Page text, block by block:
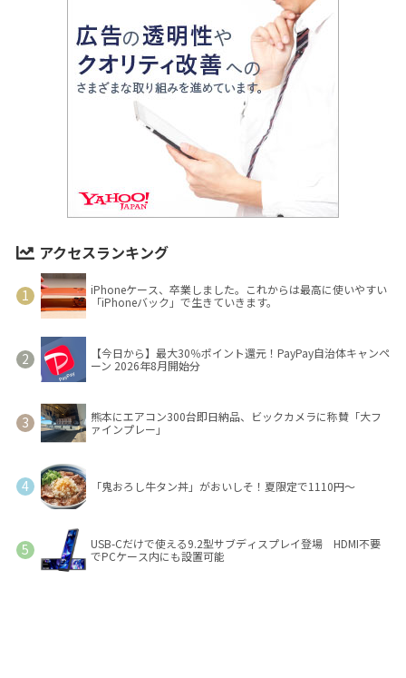
アクセスランキング
iPhoneケース、卒業しました。これからは最高に使いやすい
「iPhoneバック」で生きていきます。
【今日から】最大30％ポイント還元！PayPay自治体キャンペ
ーン 2026年8月開始分
熊本にエアコン300台即日納品、ビックカメラに称賛「大フ
ァインプレー」
「鬼おろし牛タン丼」がおいしそ！夏限定で1110円～
USB-Cだけで使える9.2型サブディスプレイ登場 HDMI不要
でPCケース内にも設置可能